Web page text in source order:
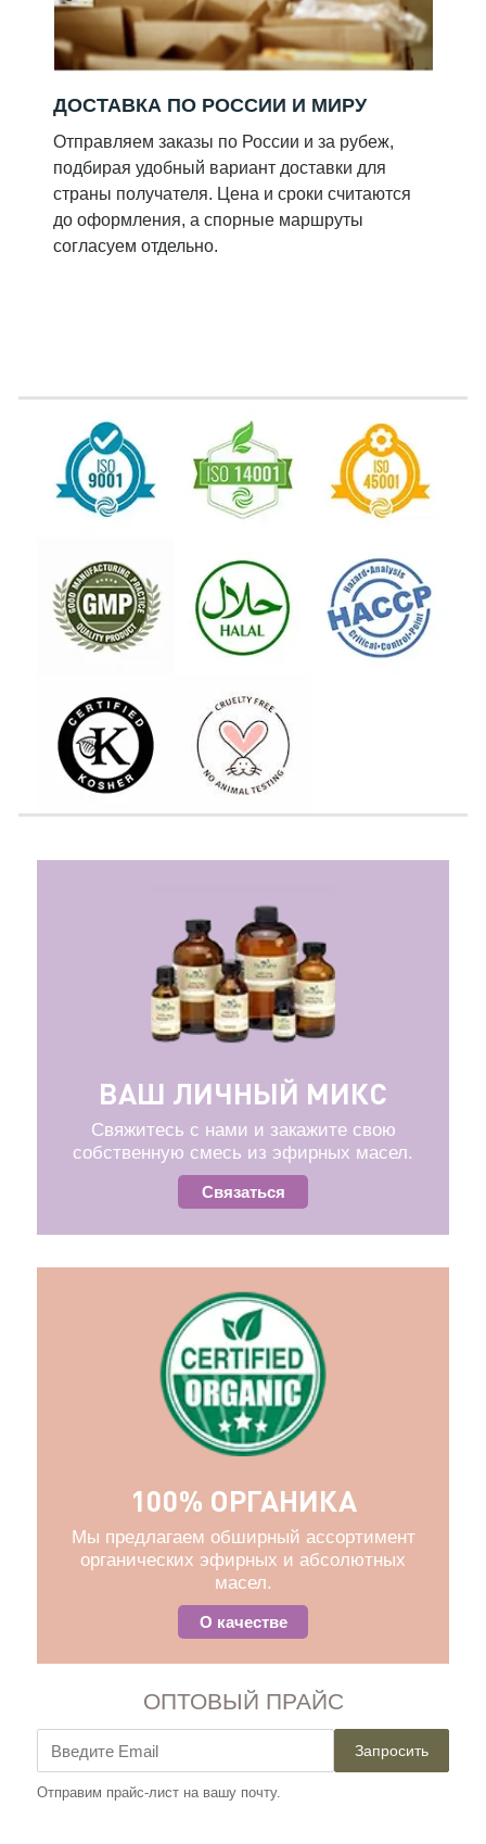
ДОСТАВКА ПО РОССИИ И МИРУ
Отправляем заказы по России и за рубеж,
подбирая удобный вариант доставки для
страны получателя. Цена и сроки считаются
до оформления, а спорные маршруты
согласуем отдельно.
ВАШ ЛИЧНЫЙ МИКС
Свяжитесь с нами и закажите свою
собственную смесь из эфирных масел.
Связаться
100% ОРГАНИКА
Мы предлагаем обширный ассортимент
органических эфирных и абсолютных
масел.
О качестве
ОПТОВЫЙ ПРАЙС
Запросить
Отправим прайс-лист на вашу почту.